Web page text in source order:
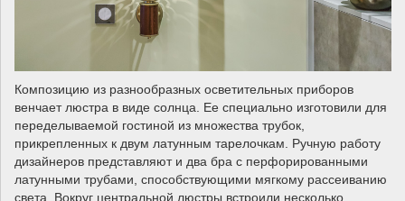
Композицию из разнообразных осветительных приборов
венчает люстра в виде солнца. Ее специально изготовили для
переделываемой гостиной из множества трубок,
прикрепленных к двум латунным тарелочкам. Ручную работу
дизайнеров представляют и два бра с перфорированными
латунными трубами, способствующими мягкому рассеиванию
света. Вокруг центральной люстры встроили несколько